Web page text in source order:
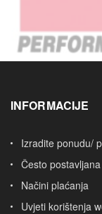
INFORMACIJE
Izradite ponudu/
Često
Načini plaćanja
Uvjeti korištenja